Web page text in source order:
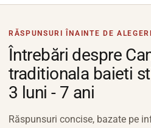
RĂSPUNSURI ÎNAINTE DE
Întrebări despre
traditionala baieti
3 luni - 7 ani
Răspunsuri concise, bazate pe